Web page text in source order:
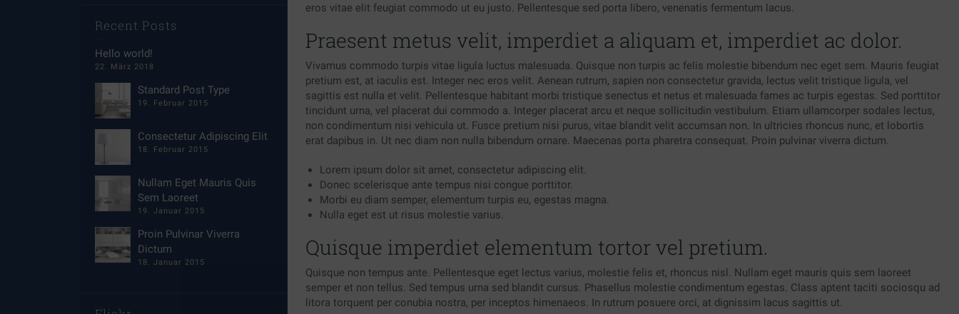
Recent Posts
Hello world!
22. März 2018
Standard Post Type
19. Februar 2015
Consectetur Adipiscing Elit
18. Februar 2015
Nullam Eget Mauris Quis
Sem Laoreet
19. Januar 2015
Proin Pulvinar Viverra
Dictum
18. Januar 2015
eros vitae elit feugiat commodo ut eu justo. Pellentesque sed porta libero, venenatis fermentum lacus.
Praesent metus velit, imperdiet a aliquam et, imperdiet ac dolor.
Vivamus commodo turpis vitae ligula luctus malesuada. Quisque non turpis ac felis molestie bibendum nec eget sem. Mauris feugiat
pretium est, at iaculis est. Integer nec eros velit. Aenean rutrum, sapien non consectetur gravida, lectus velit tristique ligula, vel
sagittis est nulla et velit. Pellentesque habitant morbi tristique senectus et netus et malesuada fames ac turpis egestas. Sed porttitor
tincidunt urna, vel placerat dui commodo a. Integer placerat arcu et neque sollicitudin vestibulum. Etiam ullamcorper sodales lectus,
non condimentum nisi vehicula ut. Fusce pretium nisi purus, vitae blandit velit accumsan non. In ultricies rhoncus nunc, et lobortis
erat dapibus in. Ut nec diam non nulla bibendum ornare. Maecenas porta pharetra consequat. Proin pulvinar viverra dictum.
Lorem ipsum dolor sit amet, consectetur adipiscing elit.
Donec scelerisque ante tempus nisi congue porttitor.
Morbi eu diam semper, elementum turpis eu, egestas magna.
Nulla eget est ut risus molestie varius.
Quisque imperdiet elementum tortor vel pretium.
Quisque non tempus ante. Pellentesque eget lectus varius, molestie felis et, rhoncus nisl. Nullam eget mauris quis sem laoreet
semper et non tellus. Sed tempus urna sed blandit cursus. Phasellus molestie condimentum egestas. Class aptent taciti sociosqu ad
litora torquent per conubia nostra, per inceptos himenaeos. In rutrum posuere orci, at dignissim lacus sagittis ut.